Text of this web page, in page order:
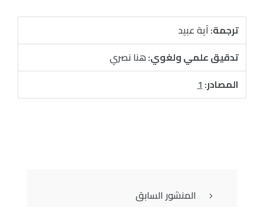
ترجمة:آية عبيد
تدقيق علمي ولغوي:هنا نصري
المصادر:1
المنشور السابق